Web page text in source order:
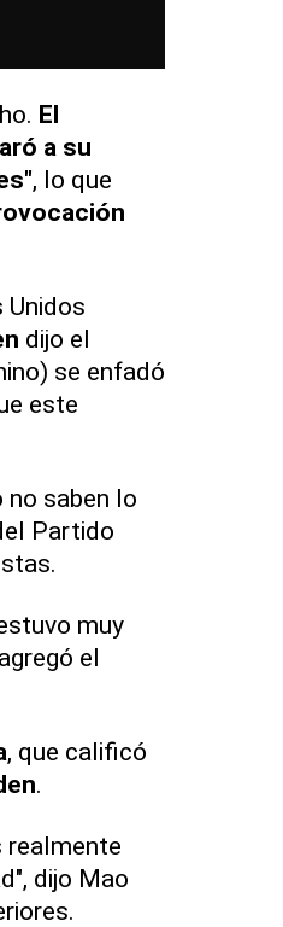
El
a su
, lo que
Unidos
dijo el
se enfadó
este
no saben lo
Partido
muy
el
, que calificó
.
realmente
dijo Mao